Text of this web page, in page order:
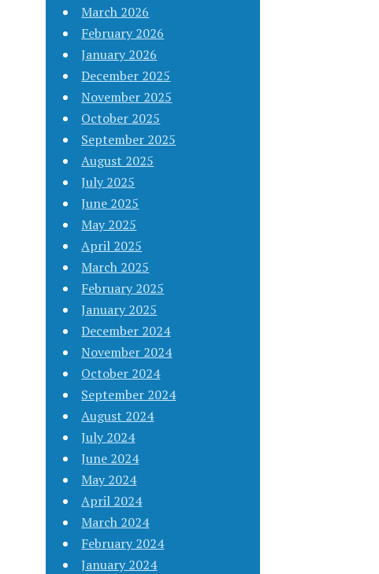
March 2026
February 2026
January 2026
December 2025
November 2025
October 2025
September 2025
August 2025
July 2025
June 2025
May 2025
April 2025
March 2025
February 2025
January 2025
December 2024
November 2024
October 2024
September 2024
August 2024
July 2024
June 2024
May 2024
April 2024
March 2024
February 2024
January 2024